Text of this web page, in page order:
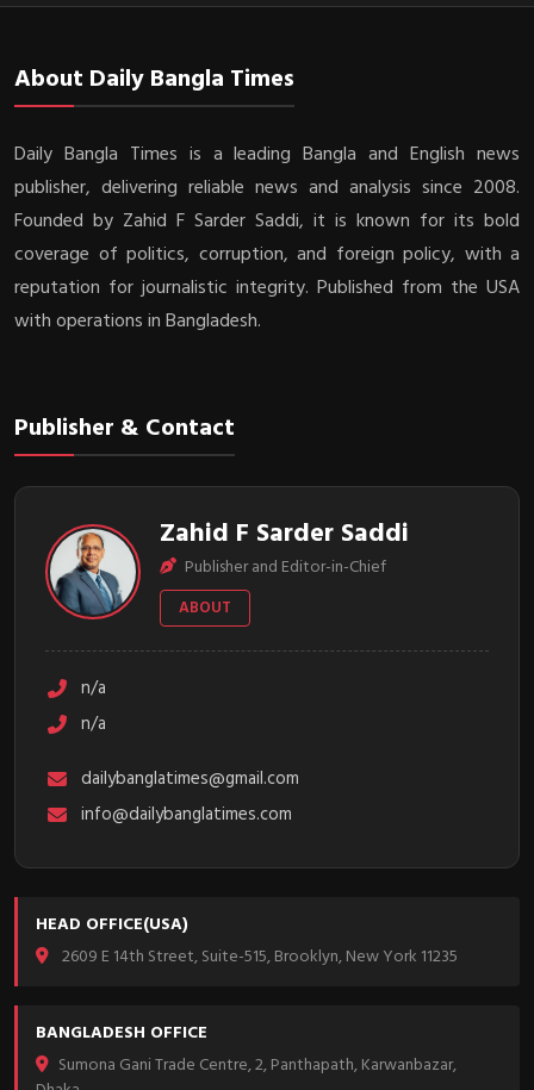
About Daily Bangla Times
Daily Bangla Times is a leading Bangla and English news
publisher, delivering reliable news and analysis since 2008.
Founded by Zahid F Sarder Saddi, it is known for its bold
coverage of politics, corruption, and foreign policy, with a
reputation for journalistic integrity. Published from the USA
with operations in Bangladesh.
Publisher & Contact
Zahid F Sarder Saddi
Publisher and Editor-in-Chief
ABOUT
n/a
n/a
dailybanglatimes@gmail.com
info@dailybanglatimes.com
HEAD OFFICE(USA)
2609 E 14th Street, Suite-515, Brooklyn, New York 11235
BANGLADESH OFFICE
Sumona Gani Trade Centre, 2, Panthapath, Karwanbazar,